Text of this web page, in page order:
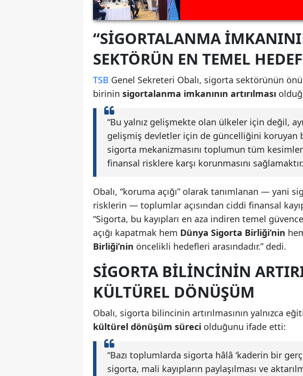
“SIGORTALANMA
SEKTÖRÜN EN TEMEL
TSB Genel Sekreteri Obalı, sigorta sektörünün
birinin sigortalanma imkanının artırılması
“Bu yalnız gelişmekte olan ülkeler için değil,
gelişmiş devletler için de güncelliğini koruyan
sigorta mekanizmasını toplumun tüm
finansal risklere karşı korunmasını
Obalı, “koruma açığı” olarak tanımlanan — yani
risklerin — toplumlar açısından ciddi finansal
“Sigorta, bu kayıpları en aza indiren temel
açığı kapatmak hem Dünya Sigorta Birliği’nin
Birliği’nin öncelikli hedefleri arasındadır.” dedi.
SIGORTA BILINCININ
KÜLTÜREL DÖNÜŞÜM
Obalı, sigorta bilincinin artırılmasının yalnızca
kültürel dönüşüm süreci olduğunu ifade etti:
“Bazı toplumlarda sigorta hâlâ ‘kaderin bir
sigorta, mali kayıpların paylaşılması ve